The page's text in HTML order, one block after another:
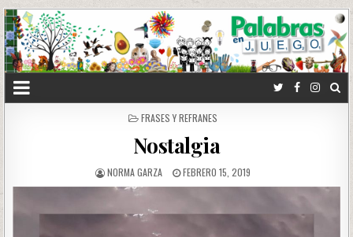
POSTED
FRASES Y REFRANES
Nostalgia
NORMA GARZA FEBRERO 15, 2019